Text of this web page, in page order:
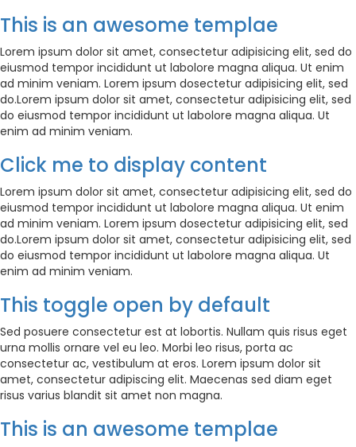
This is an awesome templae
Lorem ipsum dolor sit amet, consectetur adipisicing elit, sed do
eiusmod tempor incididunt ut labolore magna aliqua. Ut enim
ad minim veniam. Lorem ipsum dosectetur adipisicing elit, sed
do.Lorem ipsum dolor sit amet, consectetur adipisicing elit, sed
do eiusmod tempor incididunt ut labolore magna aliqua. Ut
enim ad minim veniam.
Click me to display content
Lorem ipsum dolor sit amet, consectetur adipisicing elit, sed do
eiusmod tempor incididunt ut labolore magna aliqua. Ut enim
ad minim veniam. Lorem ipsum dosectetur adipisicing elit, sed
do.Lorem ipsum dolor sit amet, consectetur adipisicing elit, sed
do eiusmod tempor incididunt ut labolore magna aliqua. Ut
enim ad minim veniam.
This toggle open by default
Sed posuere consectetur est at lobortis. Nullam quis risus eget
urna mollis ornare vel eu leo. Morbi leo risus, porta ac
consectetur ac, vestibulum at eros. Lorem ipsum dolor sit
amet, consectetur adipiscing elit. Maecenas sed diam eget
risus varius blandit sit amet non magna.
This is an awesome templae